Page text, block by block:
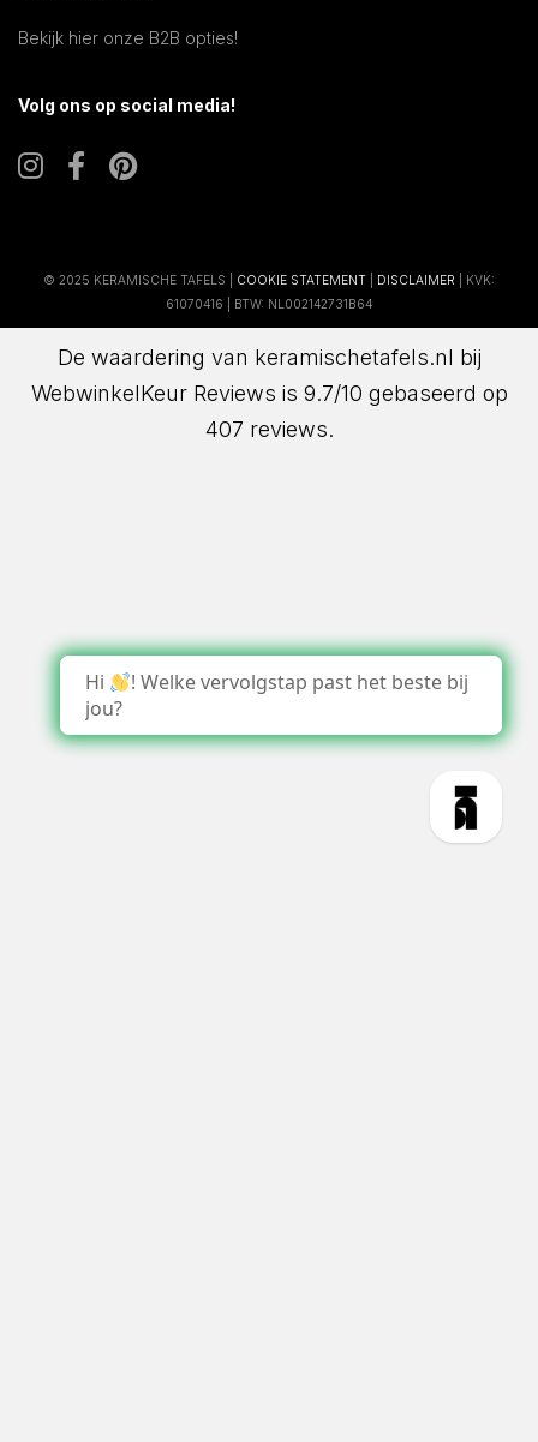
Bekijk hier onze B2B opties!
Volg ons op social media!
© 2025 KERAMISCHE TAFELS | COOKIE STATEMENT DISCLAIMER | KVK:
61070416 | BTW: NL002142731B64
De waardering van keramischetafels.nl bij
WebwinkelKeur Reviews is 9.7/10 gebaseerd op
407 reviews.
Hi
! Welke vervolgstap past het beste bij
jou?